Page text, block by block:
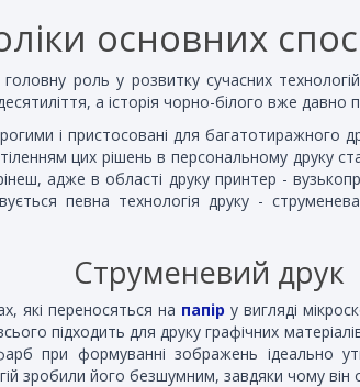
основних
роль у розвитку сучасних
а історія чорно-білого вже давно
і пристосовані для багатотиражного
цих рішень в персональному друку
адже в області друку принтер -
певна технологія друку -
Струменевий друк
які переносяться на папір у вигляді
підходить для друку графічних
при формуванні зображень ідеально
зробили його безшумним, завдяки чому